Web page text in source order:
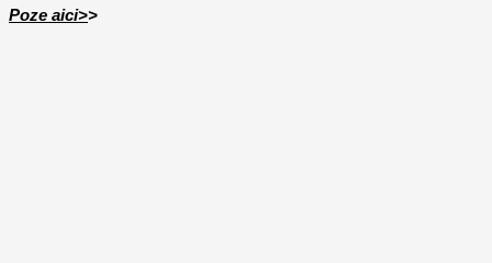
Poze aici>>